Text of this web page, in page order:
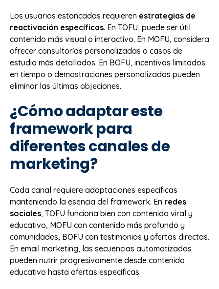
Los usuarios estancados requieren estrategias de
reactivación específicas. En TOFU, puede ser útil
contenido más visual o interactivo. En MOFU, considera
ofrecer consultorías personalizadas o casos de
estudio más detallados. En BOFU, incentivos limitados
en tiempo o demostraciones personalizadas pueden
eliminar las últimas objeciones.
¿Cómo adaptar este
framework para
diferentes canales de
marketing?
Cada canal requiere adaptaciones específicas
manteniendo la esencia del framework. En redes
sociales, TOFU funciona bien con contenido viral y
educativo, MOFU con contenido más profundo y
comunidades, BOFU con testimonios y ofertas directas.
En email marketing, las secuencias automatizadas
pueden nutrir progresivamente desde contenido
educativo hasta ofertas específicas.